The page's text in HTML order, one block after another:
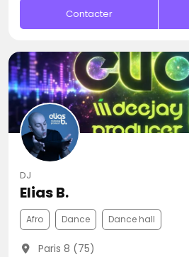
Contacter
DJ
Elias B.
Afro Dance Dance hall
Paris 8 (75)